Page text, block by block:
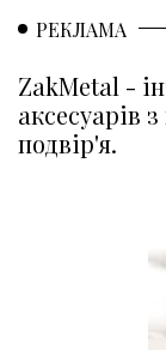
РЕКЛАМА
ZakMetal -
аксесуарів
подвір'я.